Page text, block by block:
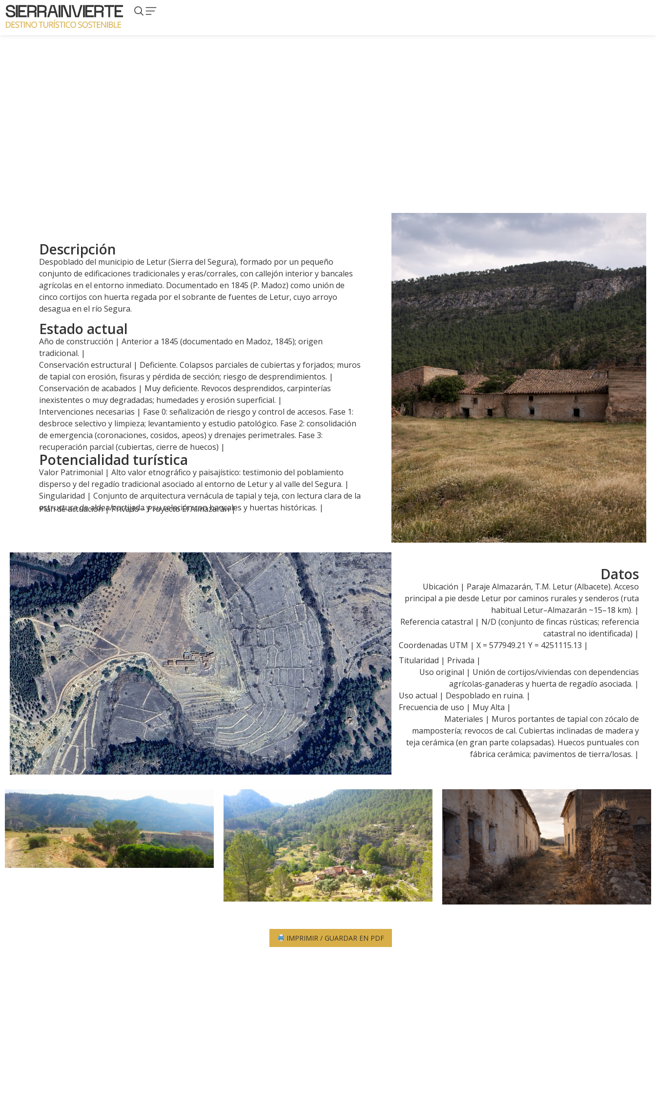
Descripción
Despoblado del municipio de Letur (Sierra del Segura), formado por un pequeño
conjunto de edificaciones tradicionales y eras/corrales, con callejón interior y bancales
agrícolas en el entorno inmediato. Documentado en 1845 (P. Madoz) como unión de
cinco cortijos con huerta regada por el sobrante de fuentes de Letur, cuyo arroyo
desagua en el río Segura.
Estado actual
Año de construcción | Anterior a 1845 (documentado en Madoz, 1845); origen
tradicional. |
Conservación estructural | Deficiente. Colapsos parciales de cubiertas y forjados; muros
de tapial con erosión, fisuras y pérdida de sección; riesgo de desprendimientos. |
Conservación de acabados | Muy deficiente. Revocos desprendidos, carpinterías
inexistentes o muy degradadas; humedades y erosión superficial. |
Intervenciones necesarias | Fase 0: señalización de riesgo y control de accesos. Fase 1:
desbroce selectivo y limpieza; levantamiento y estudio patológico. Fase 2: consolidación
de emergencia (coronaciones, cosidos, apeos) y drenajes perimetrales. Fase 3:
recuperación parcial (cubiertas, cierre de huecos) |
Potencialidad turística
Valor Patrimonial | Alto valor etnográfico y paisajístico: testimonio del poblamiento
disperso y del regadío tradicional asociado al entorno de Letur y al valle del Segura. |
Singularidad | Conjunto de arquitectura vernácula de tapial y teja, con lectura clara de la
estructura de aldea/cortijada y su relación con bancales y huertas históricas. |
Plan de actuación |Privado – Proyecto El Almazarán|
Datos
Ubicación | Paraje Almazarán, T.M. Letur (Albacete). Acceso
principal a pie desde Letur por caminos rurales y senderos (ruta
habitual Letur–Almazarán ~15–18 km). |
Referencia catastral | N/D (conjunto de fincas rústicas; referencia
catastral no identificada) |
Coordenadas UTM | X = 577949.21 Y = 4251115.13 |
Titularidad | Privada |
Uso original | Unión de cortijos/viviendas con dependencias
agrícolas‑ganaderas y huerta de regadío asociada. |
Uso actual | Despoblado en ruina. |
Frecuencia de uso | Muy Alta |
Materiales | Muros portantes de tapial con zócalo de
mampostería; revocos de cal. Cubiertas inclinadas de madera y
teja cerámica (en gran parte colapsadas). Huecos puntuales con
fábrica cerámica; pavimentos de tierra/losas. |
IMPRIMIR / GUARDAR EN PDF